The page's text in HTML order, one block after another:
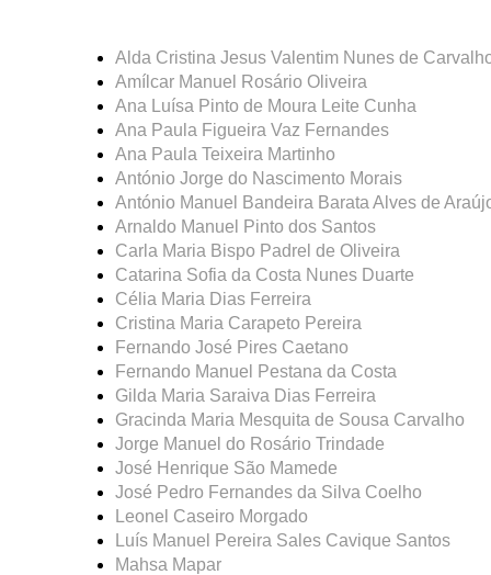
Alda Cristina Jesus Valentim Nunes de
Amílcar Manuel Rosário Oliveira
Ana Luísa Pinto de Moura Leite Cunha
Ana Paula Figueira Vaz Fernandes
Ana Paula Teixeira Martinho
António Jorge do Nascimento Morais
António Manuel Bandeira Barata Alves de
Arnaldo Manuel Pinto dos Santos
Carla Maria Bispo Padrel de Oliveira
Catarina Sofia da Costa Nunes Duarte
Célia Maria Dias Ferreira
Cristina Maria Carapeto Pereira
Fernando José Pires Caetano
Fernando Manuel Pestana da Costa
Gilda Maria Saraiva Dias Ferreira
Gracinda Maria Mesquita de Sousa Carvalho
Jorge Manuel do Rosário Trindade
José Henrique São Mamede
José Pedro Fernandes da Silva Coelho
Leonel Caseiro Morgado
Luís Manuel Pereira Sales Cavique Santos
Mahsa Mapar